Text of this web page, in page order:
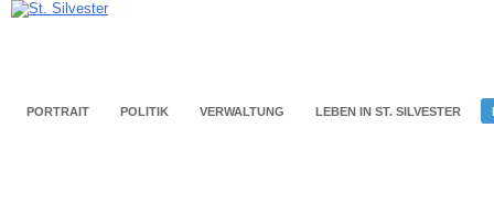
PORTRAIT POLITIK VERWALTUNG LEBEN IN ST. SILVESTER